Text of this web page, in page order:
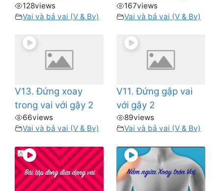
128views
Vai và bả vai (V & Bv)
167views
Vai và bả vai (V & Bv)
V13. Đứng xoay
trong vai với gậy 2
66views
Vai và bả vai (V & Bv)
V11. Đứng gập vai
với gậy 2
89views
Vai và bả vai (V & Bv)